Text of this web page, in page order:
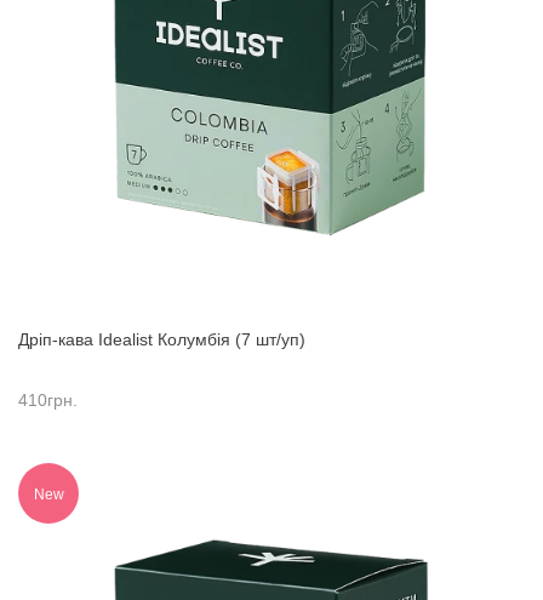
Дріп-кава Idealist Колумбія (7 шт/уп)
410грн.
New